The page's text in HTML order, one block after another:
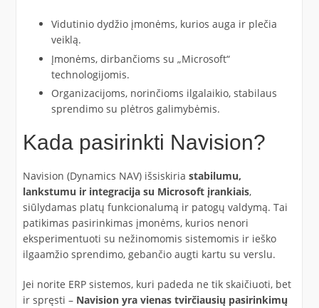
Vidutinio dydžio įmonėms, kurios auga ir plečia
veiklą.
Įmonėms, dirbančioms su „Microsoft“
technologijomis.
Organizacijoms, norinčioms ilgalaikio, stabilaus
sprendimo su plėtros galimybėmis.
Kada pasirinkti Navision?
Navision (Dynamics NAV) išsiskiria stabilumu,
lankstumu ir integracija su Microsoft įrankiais,
siūlydamas platų funkcionalumą ir patogų valdymą. Tai
patikimas pasirinkimas įmonėms, kurios nenori
eksperimentuoti su nežinomomis sistemomis ir ieško
ilgaamžio sprendimo, gebančio augti kartu su verslu.
Jei norite ERP sistemos, kuri padeda ne tik skaičiuoti, bet
ir spręsti – Navision yra vienas tvirčiausių pasirinkimų